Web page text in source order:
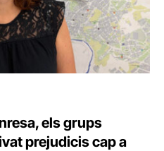
els grups
prejudicis cap a